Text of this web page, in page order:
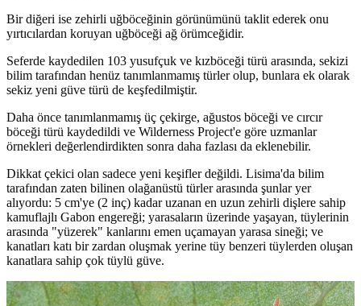
Bir diğeri ise zehirli uğböceğinin görünümünü taklit ederek onu
yırtıcılardan koruyan uğböceği ağ örümceğidir.
Seferde kaydedilen 103 yusufçuk ve kızböceği türü arasında, sekizi
bilim tarafından henüz tanımlanmamış türler olup, bunlara ek olarak
sekiz yeni güve türü de keşfedilmiştir.
Daha önce tanımlanmamış üç çekirge, ağustos böceği ve cırcır
böceği türü kaydedildi ve Wilderness Project'e göre uzmanlar
örnekleri değerlendirdikten sonra daha fazlası da eklenebilir.
Dikkat çekici olan sadece yeni keşifler değildi. Lisima'da bilim
tarafından zaten bilinen olağanüstü türler arasında şunlar yer
alıyordu: 5 cm'ye (2 inç) kadar uzanan en uzun zehirli dişlere sahip
kamuflajlı Gabon engereği; yarasaların üzerinde yaşayan, tüylerinin
arasında "yüzerek" kanlarını emen uçamayan yarasa sineği; ve
kanatları katı bir zardan oluşmak yerine tüy benzeri tüylerden oluşan
kanatlara sahip çok tüylü güve.